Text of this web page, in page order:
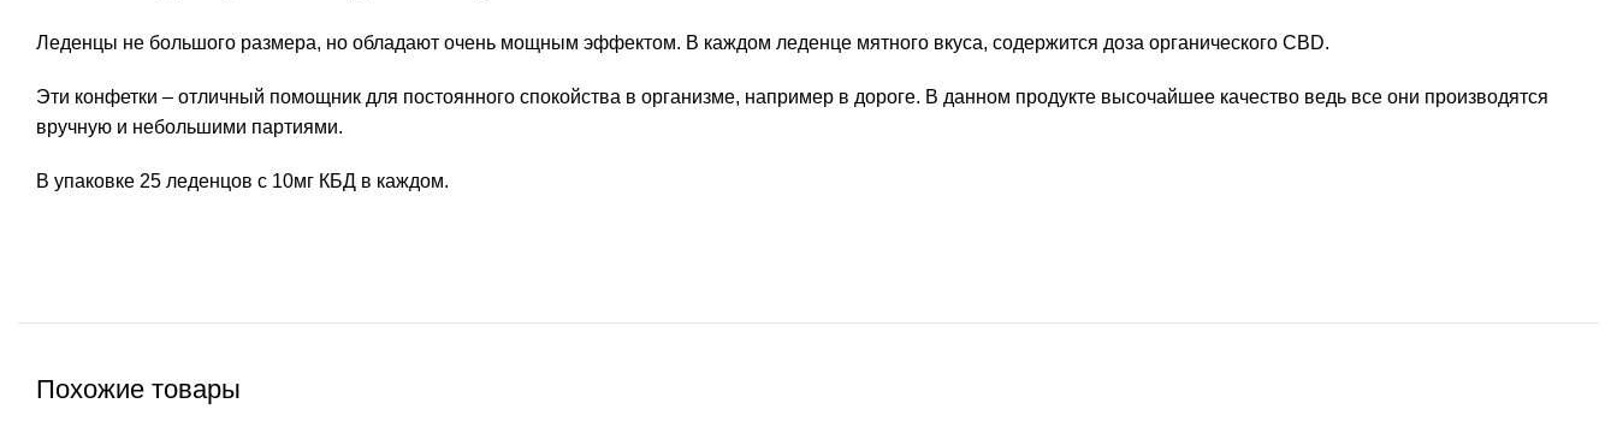
Леденцы не большого размера, но обладают очень мощным эффектом. В каждом леденце мятного вкуса, содержится доза органического CBD.
Эти конфетки – отличный помощник для постоянного спокойства в организме, например в дороге. В данном продукте высочайшее качество ведь все они производятся
вручную и небольшими партиями.
В упаковке 25 леденцов с 10мг КБД в каждом.
Похожие товары